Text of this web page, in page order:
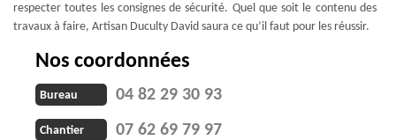
respecter toutes les consignes de sécurité. Quel que soit le contenu des
travaux à faire, Artisan Duculty David saura ce qu’il faut pour les réussir.
Nos coordonnées
Bureau 04 82 29 30 93
Chantier 07 62 69 79 97